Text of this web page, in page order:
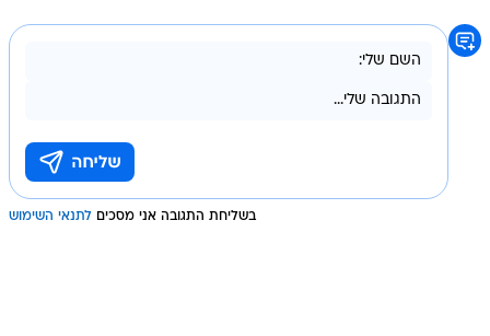
בשליחת התגובה אני מסכים לתנאי השימוש